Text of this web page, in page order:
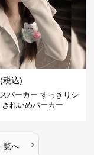
(税込)
パーカー すっきりシ
れいめパーカー
覧へ ›